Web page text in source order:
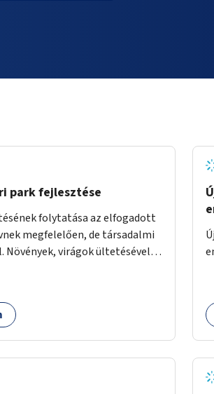
park fejlesztése
folytatása az elfogadott
megfelelően, de társadalmi
Növények, virágok ültetésével, a